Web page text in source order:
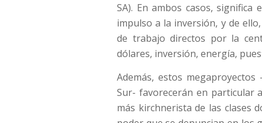
SA). En ambos casos,
impulso a la inversión, y de
de trabajo directos por la
dólares, inversión, energía,
Además, estos
Sur- favorecerán en particular
más kirchnerista de las clases